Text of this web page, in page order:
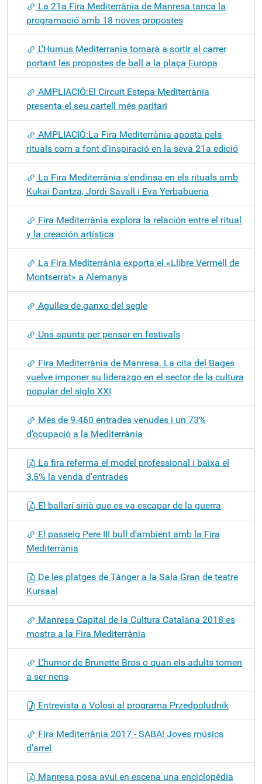
La 21a Fira Mediterrània de Manresa tanca la
programació amb 18 noves propostes
L'Humus Mediterrania tornarà a sortir al carrer
portant les propostes de ball a la plaça Europa
AMPLIACIÓ:El Circuit Estepa Mediterrània
presenta el seu cartell més paritari
AMPLIACIÓ:La Fira Mediterrània aposta pels
rituals com a font d’inspiració en la seva 21a edició
La Fira Mediterrània s'endinsa en els rituals amb
Kukai Dantza, Jordi Savall i Eva Yerbabuena
Fira Mediterrània explora la relación entre el ritual
y la creación artística
La Fira Mediterrània exporta el «Llibre Vermell de
Montserrat» a Alemanya
Agulles de ganxo del segle
Uns apunts per pensar en festivals
Fira Mediterrània de Manresa. La cita del Bages
vuelve imponer su liderazgo en el sector de la cultura
popular del siglo XXI
Més de 9.460 entrades venudes i un 73%
d’ocupació a la Mediterrània
La fira referma el model professional i baixa el
3,5% la venda d'entrades
El ballarí sirià que es va escapar de la guerra
El passeig Pere III bull d'ambient amb la Fira
Mediterrània
De les platges de Tànger a la Sala Gran de teatre
Kursaal
Manresa Capital de la Cultura Catalana 2018 es
mostra a la Fira Mediterrània
L'humor de Brunette Bros o quan els adults tornen
a ser nens
Entrevista a Volosi al programa Przedpoludnik
Fira Mediterrània 2017 - SABA! Joves músics
d’arrel
Manresa posa avui en escena una enciclopèdia